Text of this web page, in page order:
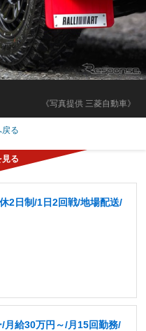
《写真提供 三菱自動車》
戻る
2日制/1日2回戦/地場配送/
月給30万円～/月15回勤務/